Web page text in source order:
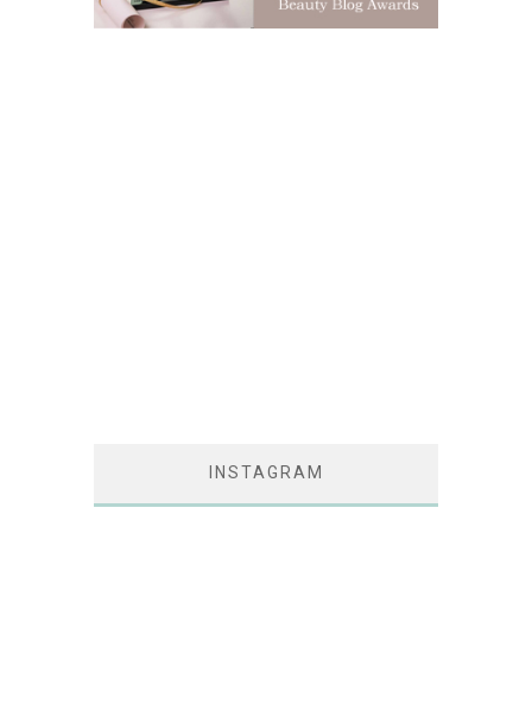
INSTAGRAM